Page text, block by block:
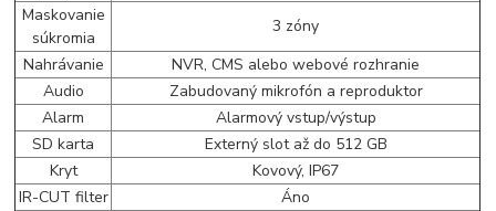
Maskovanie
súkromia
3 zóny
Nahrávanie
NVR, CMS alebo webové rozhranie
Audio
Zabudovaný mikrofón a reproduktor
Alarm
Alarmový vstup/výstup
SD karta
Externý slot až do 512 GB
Kryt
Kovový, IP67
IR-CUT filter
Áno